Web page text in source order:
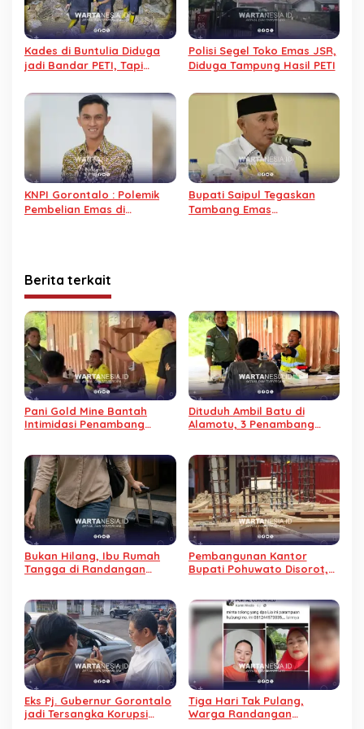
Kades di Buntulia Diduga
jadi Bandar PETI, Tapi
Tersangka
Polisi Segel Toko Emas JSR,
Diduga Tampung Hasil PETI
KNPI Gorontalo : Polemik
Pembelian Emas di
Bupati Saipul Tegaskan
Tambang Emas
Berita terkait
Pani Gold Mine Bantah
Intimidasi Penambang
Dituduh Ambil Batu di
Alamotu, 3 Penambang
Bukan Hilang, Ibu Rumah
Tangga di Randangan
Pembangunan Kantor
Bupati Pohuwato Disorot,
Eks Pj. Gubernur Gorontalo
jadi Tersangka Korupsi
Tiga Hari Tak Pulang,
Warga Randangan